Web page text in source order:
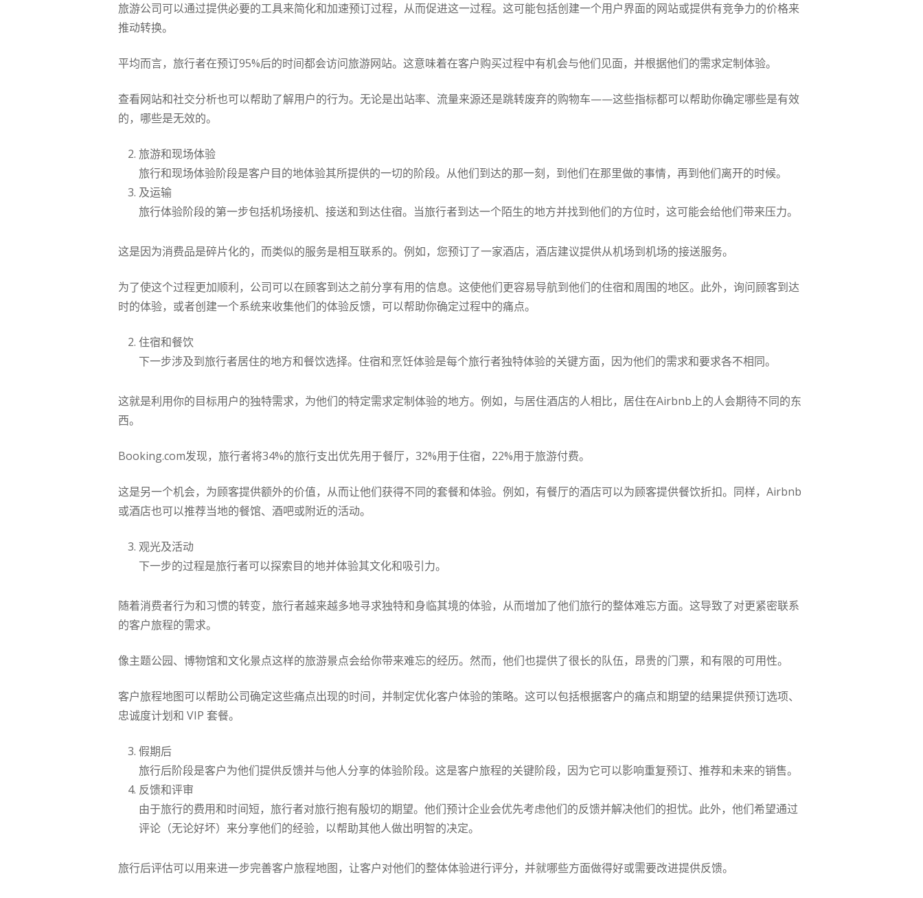
旅游公司可以通过提供必要的工具来简化和加速预订过程，从而促进这一过程。这可能包括创建一个用户界面的网站或提供有竞争力的价格来
推动转换。
平均而言，旅行者在预订95%后的时间都会访问旅游网站。这意味着在客户购买过程中有机会与他们见面，并根据他们的需求定制体验。
查看网站和社交分析也可以帮助了解用户的行为。无论是出站率、流量来源还是跳转废弃的购物车——这些指标都可以帮助你确定哪些是有效
的，哪些是无效的。
旅游和现场体验
旅行和现场体验阶段是客户目的地体验其所提供的一切的阶段。从他们到达的那一刻，到他们在那里做的事情，再到他们离开的时候。
及运输
旅行体验阶段的第一步包括机场接机、接送和到达住宿。当旅行者到达一个陌生的地方并找到他们的方位时，这可能会给他们带来压力。
这是因为消费品是碎片化的，而类似的服务是相互联系的。例如，您预订了一家酒店，酒店建议提供从机场到机场的接送服务。
为了使这个过程更加顺利，公司可以在顾客到达之前分享有用的信息。这使他们更容易导航到他们的住宿和周围的地区。此外，询问顾客到达
时的体验，或者创建一个系统来收集他们的体验反馈，可以帮助你确定过程中的痛点。
住宿和餐饮
下一步涉及到旅行者居住的地方和餐饮选择。住宿和烹饪体验是每个旅行者独特体验的关键方面，因为他们的需求和要求各不相同。
这就是利用你的目标用户的独特需求，为他们的特定需求定制体验的地方。例如，与居住酒店的人相比，居住在Airbnb上的人会期待不同的东
西。
Booking.com发现，旅行者将34%的旅行支出优先用于餐厅，32%用于住宿，22%用于旅游付费。
这是另一个机会，为顾客提供额外的价值，从而让他们获得不同的套餐和体验。例如，有餐厅的酒店可以为顾客提供餐饮折扣。同样，Airbnb
或酒店也可以推荐当地的餐馆、酒吧或附近的活动。
观光及活动
下一步的过程是旅行者可以探索目的地并体验其文化和吸引力。
随着消费者行为和习惯的转变，旅行者越来越多地寻求独特和身临其境的体验，从而增加了他们旅行的整体难忘方面。这导致了对更紧密联系
的客户旅程的需求。
像主题公园、博物馆和文化景点这样的旅游景点会给你带来难忘的经历。然而，他们也提供了很长的队伍，昂贵的门票，和有限的可用性。
客户旅程地图可以帮助公司确定这些痛点出现的时间，并制定优化客户体验的策略。这可以包括根据客户的痛点和期望的结果提供预订选项、
忠诚度计划和 VIP 套餐。
假期后
旅行后阶段是客户为他们提供反馈并与他人分享的体验阶段。这是客户旅程的关键阶段，因为它可以影响重复预订、推荐和未来的销售。
反馈和评审
由于旅行的费用和时间短，旅行者对旅行抱有殷切的期望。他们预计企业会优先考虑他们的反馈并解决他们的担忧。此外，他们希望通过
评论（无论好坏）来分享他们的经验，以帮助其他人做出明智的决定。
旅行后评估可以用来进一步完善客户旅程地图，让客户对他们的整体体验进行评分，并就哪些方面做得好或需要改进提供反馈。